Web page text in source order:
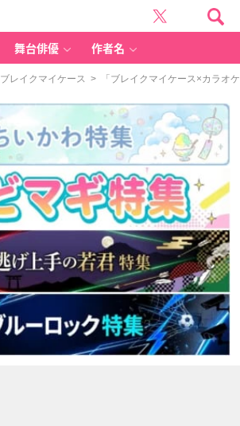
舞台俳優 作者名
ブレイクマイケース > 「ブレイクマイケース×カラオ